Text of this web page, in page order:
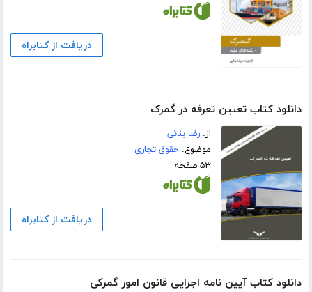
دریافت از کتابراه
دانلود کتاب تعیین تعرفه در گمرک
از:رضا بنائی
موضوع:حقوق تجاری
۵۳ صفحه
دریافت از کتابراه
دانلود کتاب آیین نامه اجرایی قانون امور گمرکی